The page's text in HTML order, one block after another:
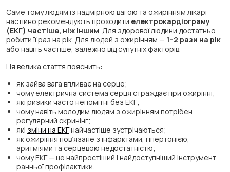
Саме тому людям із надмірною вагою та ожирінням лікарі
настійно рекомендують проходити електрокардіограму
(ЕКГ) частіше, ніж іншим . Для здорової людини достатньо
робити її раз на рік. Для людей з ожирінням — 1–2 рази на рік
або навіть частіше, залежно від супутніх факторів.
Ця велика стаття пояснить:
як зайва вага впливає на серце;
чому електрична система серця страждає при ожирінні;
які ризики часто непомітні без ЕКГ;
чому навіть молодим людям з ожирінням потрібен
регулярний скринінг;
які зміни на ЕКГнайчастіше зустрічаються;
як ожиріння пов’язане з інфарктами, гіпертонією,
аритміями та серцевою недостатністю;
чому ЕКГ — це найпростіший і найдоступніший інструмент
ранньої профілактики.